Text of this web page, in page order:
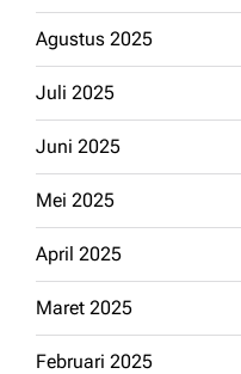
Agustus 2025
Juli 2025
Juni 2025
Mei 2025
April 2025
Maret 2025
Februari 2025